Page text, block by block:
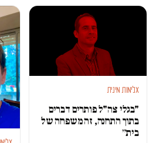
אלימות מינית
"בגלי צה"ל פותרים דברים
בתוך התחנה, זה משפחה של
בית״